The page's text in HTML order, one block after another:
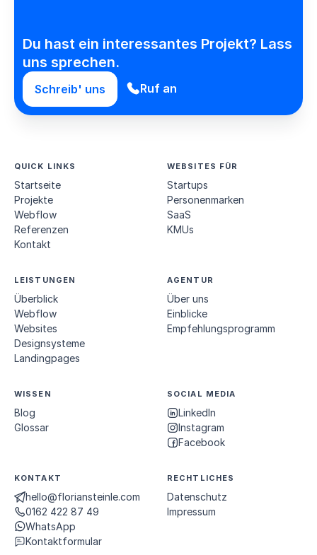
Du hast ein interessantes Projekt? Lass
uns sprechen.
Schreib' uns Ruf an
QUICK LINKS
Startseite
Projekte
Webflow
Referenzen
Kontakt
WEBSITES FÜR
Startups
Personen­marken
SaaS
KMUs
LEISTUNGEN
Überblick
Webflow
Websites
Designsysteme
Landingpages
AGENTUR
Über uns
Einblicke
Empfehlungs­programm
WISSEN
Blog
Glossar
SOCIAL MEDIA
LinkedIn
Instagram
Facebook
KONTAKT
hello@floriansteinle.com
0162 422 87 49
WhatsApp
Kontaktformular
RECHTLICHES
Datenschutz
Impressum